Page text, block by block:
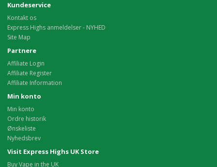
Kundeservice
Kontakt os
Express Highs anmeldelser - NYHED
Site Map
Partnere
Affiliate Login
Affiliate Register
Affiliate Information
Min konto
Min konto
Ordre historik
Ønskeliste
Nyhedsbrev
Visit Express Highs UK Store
Buy Vape in the UK